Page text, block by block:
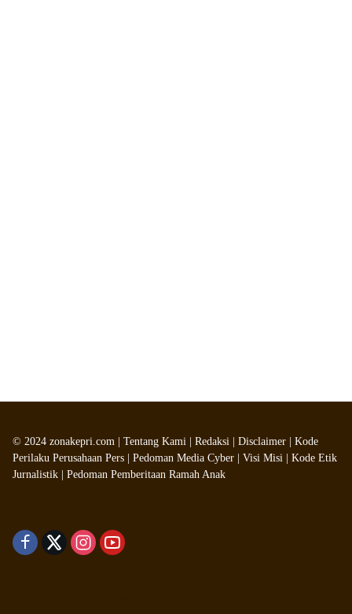
© 2024 zonakepri.com | Tentang Kami Redaksi Disclaimer
Kode
Perilaku Perusahaan Pers
Pedoman Media Cyber Visi Misi
Kode Etik
Jurnalistik
Pedoman Pemberitaan Ramah Anak